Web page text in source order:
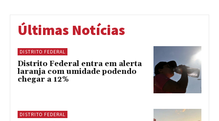
Últimas Notícias
DISTRITO FEDERAL
Distrito Federal entra em alerta
laranja com umidade podendo
chegar a 12%
DISTRITO FEDERAL